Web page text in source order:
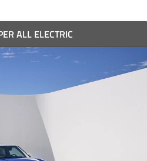
ALL ELECTRIC